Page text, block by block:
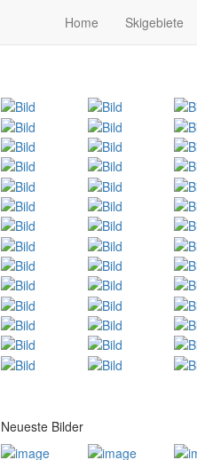
Home Skigebiete
Neueste Bilder